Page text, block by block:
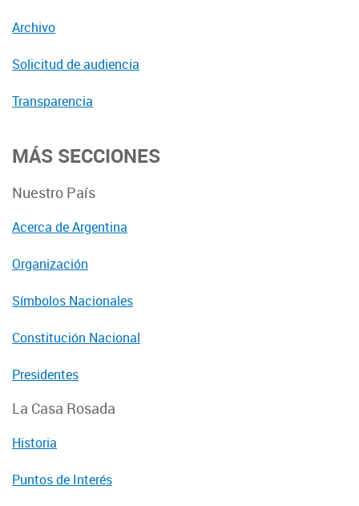
Archivo
Solicitud de audiencia
Transparencia
MÁS SECCIONES
Nuestro País
Acerca de Argentina
Organización
Símbolos Nacionales
Constitución Nacional
Presidentes
La Casa Rosada
Historia
Puntos de Interés